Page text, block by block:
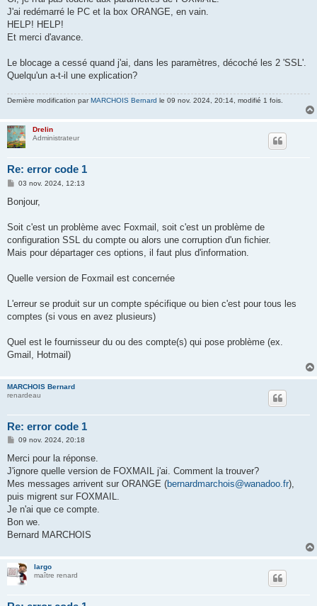
J'ai redémarré le PC et la box ORANGE, en vain.
HELP! HELP!
Et merci d'avance.
Le blocage a cessé quand j'ai, dans les paramètres, décoché les 2 'SSL'.
Quelqu'un a-t-il une explication?
Dernière modification parMARCHOIS Bernard le 09 nov. 2024, 20:14, modifié 1 fois.
Drelin
Administrateur
Re: error code 1
M
s
g
03 nov. 2024, 12:13
Bonjour,
Soit c'est un problème avec Foxmail, soit c'est un problème de
configuration SSL du compte ou alors une corruption d'un fichier.
Mais pour départager ces options, il faut plus d'information.
Quelle version de Foxmail est concernée
L'erreur se produit sur un compte spécifique ou bien c'est pour tous les
comptes (si vous en avez plusieurs)
Quel est le fournisseur du ou des compte(s) qui pose problème (ex.
Gmail, Hotmail)
MARCHOIS Bernard
renardeau
Re: error code 1
M
s
a
g
09 nov. 2024, 20:18
Merci pour la réponse.
J'ignore quelle version de FOXMAIL j'ai. Comment la trouver?
Mes messages arrivent sur ORANGE (bernardmarchois@wanadoo.fr),
puis migrent sur FOXMAIL.
Je n'ai que ce compte.
Bon we.
Bernard MARCHOIS
largo
maître renard